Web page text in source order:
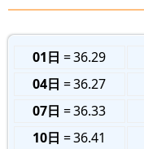
01日 36.29
04日
36.27
07日
36.33
10日
36.41